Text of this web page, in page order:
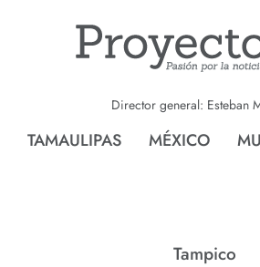
Director general: Esteban
TAMAULIPAS MÉXICO
Tampico